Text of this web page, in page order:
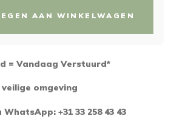
AAN WINKELWAGEN
= Vandaag Verstuurd*
omgeving
+31 33 258 43 43